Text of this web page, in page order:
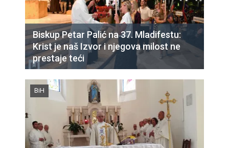
Biskup Petar Palić na 37. Mladifestu:
Krist je naš Izvor i njegova milost ne
prestaje teći
BiH